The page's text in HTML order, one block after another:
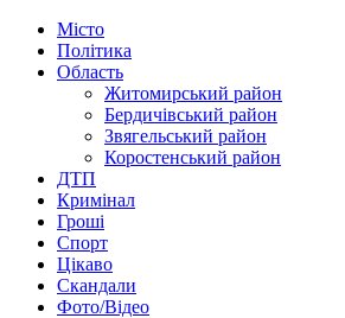
Місто
Політика
Область
Житомирський район
Бердичівський район
Звягельський район
Коростенський район
ДТП
Кримінал
Гроші
Спорт
Цікаво
Скандали
Фото/Відео